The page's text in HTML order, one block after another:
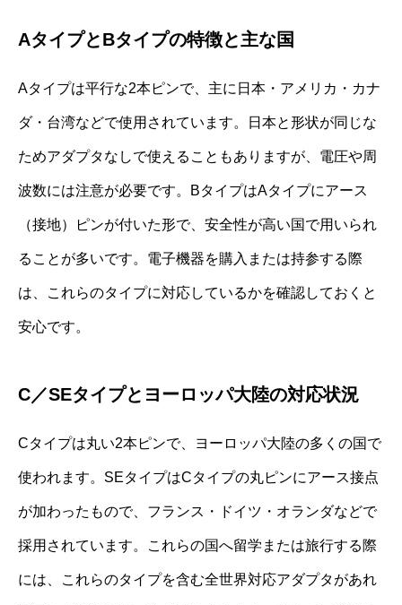
AタイプとBタイプの特徴と主な国
Aタイプは平行な2本ピンで、主に日本・アメリカ・カナ
ダ・台湾などで使用されています。日本と形状が同じな
ためアダプタなしで使えることもありますが、電圧や周
波数には注意が必要です。BタイプはAタイプにアース
（接地）ピンが付いた形で、安全性が高い国で用いられ
ることが多いです。電子機器を購入または持参する際
は、これらのタイプに対応しているかを確認しておくと
安心です。
C／SEタイプとヨーロッパ大陸の対応状況
Cタイプは丸い2本ピンで、ヨーロッパ大陸の多くの国で
使われます。SEタイプはCタイプの丸ピンにアース接点
が加わったもので、フランス・ドイツ・オランダなどで
採用されています。これらの国へ留学または旅行する際
には、これらのタイプを含む全世界対応アダプタがあれ